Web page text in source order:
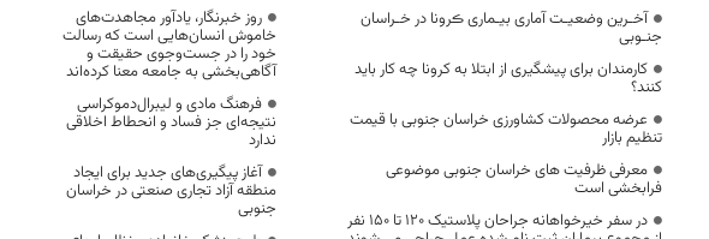
آخـرین وضعیـت آماری بیـماری ڪرونا در خـراسان
جنـوبی
کارمندان برای پیشگیری از ابتلا به کرونا چه کار باید
کنند؟
عرضه محصولات کشاورزی خراسان جنوبی با قیمت
تنظیم بازار
معرفی ظرفیت های خراسان جنوبی موضوعی
فرابخشی است
در سفر خیرخواهانه جراحان پلاستیک 120 تا 150 نفر
روز خبرنگار، یادآور مجاهدت‌های
خاموش انسان‌هایی است که رسالت
خود را در جست‌وجوی حقیقت و
آگاهی‌بخشی به جامعه معنا کرده‌اند
فرهنگ مادی و لیبرال‌دموکراسی
نتیجه‌ای جز فساد و انحطاط اخلاقی
ندارد
آغاز پیگیری‌های جدید برای ایجاد
منطقه آزاد تجاری صنعتی در خراسان
جنوبی